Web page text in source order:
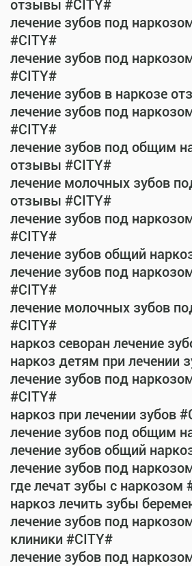
отзывы #CITY#
лечение зубов под
#CITY#
лечение зубов под
#CITY#
лечение зубов в наркозе
лечение зубов под
#CITY#
лечение зубов под общим
отзывы #CITY#
лечение молочных зубов
отзывы #CITY#
лечение зубов под
#CITY#
лечение зубов общий
лечение зубов под
#CITY#
лечение молочных зубов
#CITY#
наркоз севоран лечение
наркоз детям при лечении
лечение зубов под
#CITY#
наркоз при лечении зубов
лечение зубов под общим
лечение зубов общий
лечение зубов под
где лечат зубы с наркозом
наркоз лечить зубы
лечение зубов под
клиники #CITY#
лечение зубов под